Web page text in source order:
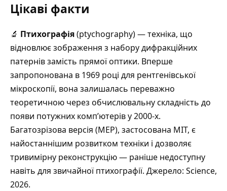
Цікаві факти
🔬 Птихографія(ptychography) — техніка, що
відновлює зображення з набору дифракційних
патернів замість прямої оптики. Вперше
запропонована в 1969 році для рентгенівської
мікроскопії, вона залишалась переважно
теоретичною через обчислювальну складність до
появи потужних комп’ютерів у 2000-х.
Багатозрізова версія (MEP), застосована MIT, є
найостаннішим розвитком техніки і дозволяє
тривимірну реконструкцію — раніше недоступну
навіть для звичайної птихографії. Джерело: Science,
2026.